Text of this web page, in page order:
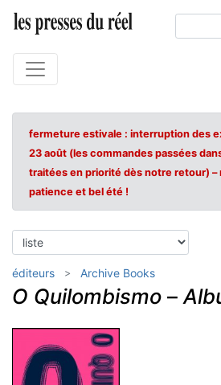
fermeture estivale : interruption des
23 août (les commandes passées
traitées en priorité dès notre retour)
patience et bel été !
éditeurs Archive Books
O Quilombismo –